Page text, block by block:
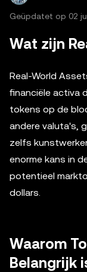
Geüpdatet op 02
Wat zijn
Real-World
financiële activa
tokens op de
andere valuta's,
zelfs
enorme kans in
potentieel
dollars.
Waarom
Belangrijk